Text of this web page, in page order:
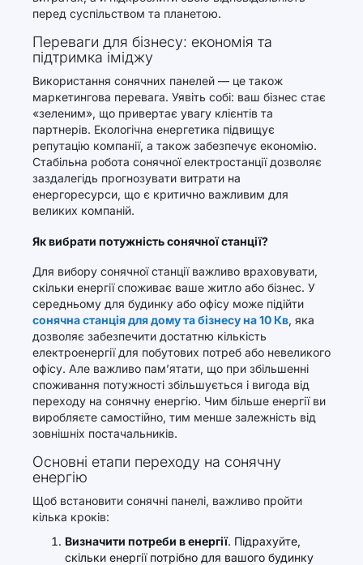
перед суспільством та планетою.
Переваги для бізнесу: економія та
підтримка іміджу
Використання сонячних панелей — це також
маркетингова перевага. Уявіть собі: ваш бізнес стає
«зеленим», що привертає увагу клієнтів та
партнерів. Екологічна енергетика підвищує
репутацію компанії, а також забезпечує економію.
Стабільна робота сонячної електростанції дозволяє
заздалегідь прогнозувати витрати на
енергоресурси, що є критично важливим для
великих компаній.
Як вибрати потужність сонячної станції?
Для вибору сонячної станції важливо враховувати,
скільки енергії споживає ваше житло або бізнес. У
середньому для будинку або офісу може підійти
сонячна станція для дому та бізнесу на 10 Кв, яка
дозволяє забезпечити достатню кількість
електроенергії для побутових потреб або невеликого
офісу. Але важливо пам’ятати, що при збільшенні
споживання потужності збільшується і вигода від
переходу на сонячну енергію. Чим більше енергії ви
виробляєте самостійно, тим менше залежність від
зовнішніх постачальників.
Основні етапи переходу на сонячну
енергію
Щоб встановити сонячні панелі, важливо пройти
кілька кроків:
Визначити потреби в енергії. Підрахуйте,
скільки енергії потрібно для вашого будинку